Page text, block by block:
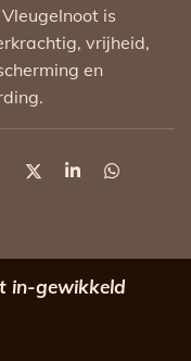
is
vrijheid,
en
D
S
D
in-gewikkeld